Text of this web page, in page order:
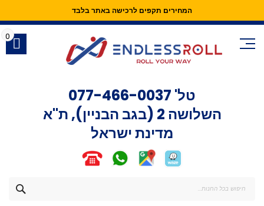
המחירים תקפים לרכישה באתר בלבד
Skip
Content
טל' 077-466-0037
השלושה 2 (בגב הבניין), ת"א
מדינת ישראל
0